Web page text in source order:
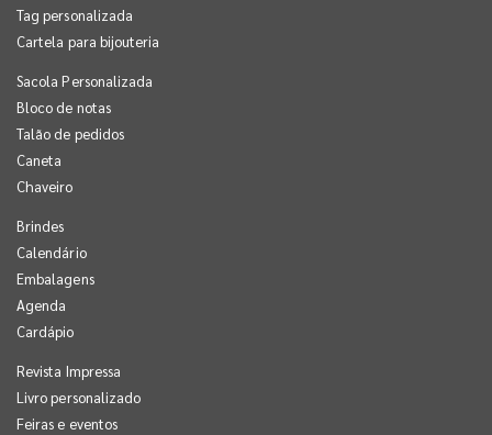
Tag personalizada
Cartela para bijouteria
Sacola Personalizada
Bloco de notas
Talão de pedidos
Caneta
Chaveiro
Brindes
Calendário
Embalagens
Agenda
Cardápio
Revista Impressa
Livro personalizado
Feiras e eventos